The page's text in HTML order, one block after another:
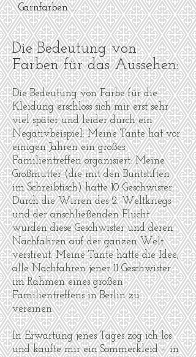
Garnfarben …
Die Bedeutung von
Farben für das Aussehen:
Die Bedeutung von Farbe für die
Kleidung erschloss sich mir erst sehr
viel später und leider durch ein
Negativbeispiel: Meine Tante hat vor
einigen Jahren ein großes
Familientreffen organisiert: Meine
Großmutter (die mit den Buntstiften
im Schreibtisch) hatte 10 Geschwister.
Durch die Wirren des 2. Weltkriegs
und der anschließenden Flucht
wurden diese Geschwister und deren
Nachfahren auf der ganzen Welt
verstreut. Meine Tante hatte die Idee,
alle Nachfahren jener 11 Geschwister
im Rahmen eines großen
Familientreffens in Berlin zu
vereinen.
In Erwartung jenes Tages zog ich los
und kaufte mir ein Sommerkleid – in